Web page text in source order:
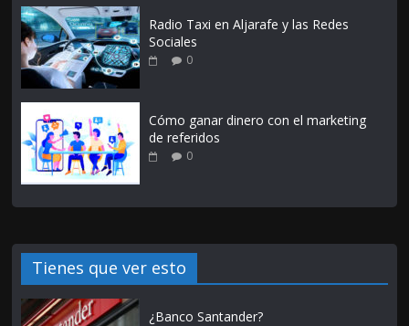
Radio Taxi en Aljarafe y las Redes
Sociales
0
Cómo ganar dinero con el marketing
de referidos
0
Tienes que ver esto
¿Banco Santander?